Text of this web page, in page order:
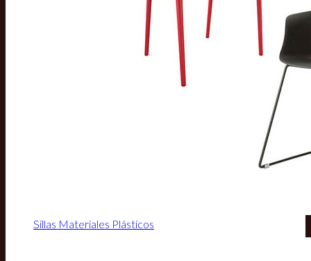
Sillas Materiales Plásticos